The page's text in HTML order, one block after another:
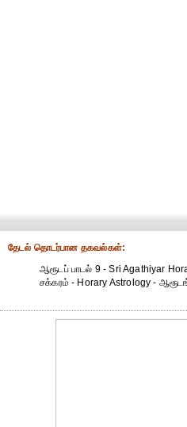
தேட‌ல் தொட‌ர்பான தகவ‌ல்க‌ள்:
ஆரூடப் பாடல் 9 - Sri Agathiyar
சக்கரம் - Horary Astrology -